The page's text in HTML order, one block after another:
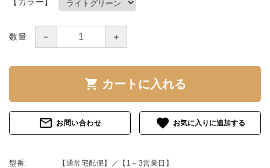
数量 － ＋
shopping_cart カートに入れる
mail_outline お問い合わせ favorite
型番: 【通常宅配便】／【1～3営業日】